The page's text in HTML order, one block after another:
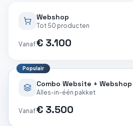
Webshop
Tot 50 producten
Vanaf€ 3.100
Populair
Combo Website + Webshop
Alles-in-één pakket
Vanaf€ 3.500